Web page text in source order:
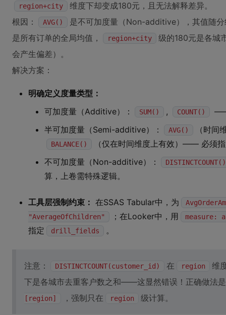
region+city
维度下却变成180元，且无法解释差异。
根因：
AVG()
是不可加度量（Non-additive），其值随
是所有订单的全局均值，
region+city
级的180元是各城
会产生偏差）。
解决方案：
明确定义度量类型：
可加度量（Additive）：
SUM() , COUNT()
——
半可加度量（Semi-additive）：
AVG() （时间
BALANCE()
（仅在时间维度上有效）—— 必须
不可加度量（Non-additive）：
DISTINCTCOUNT()
算，上卷需特殊逻辑。
工具层强制约束： 在SSAS Tabular中，为
"AverageOfChildren"
；在Looker中，用 measure:
指定 drill_fields 。
注意： DISTINCTCOUNT(customer_id) 在 region
维
下是各城市去重客户数之和——这显然错误！正确做法
[region] ，强制只在 region 级计算。